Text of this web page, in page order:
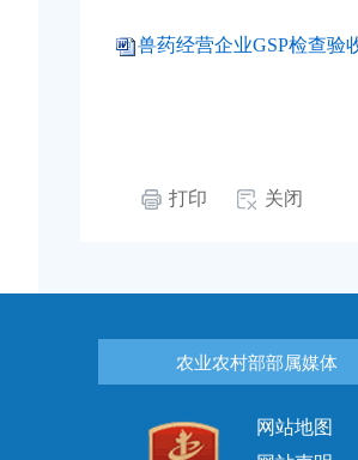
兽药经营企业GSP检查验
打印 关闭
农业农村部部属媒体
网站地图